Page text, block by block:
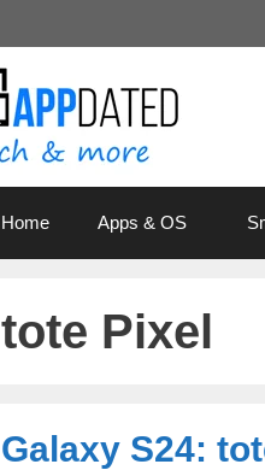
Home Apps & OS
tote Pixel
Galaxy S24: